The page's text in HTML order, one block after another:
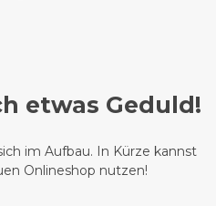
etwas Geduld!
im Aufbau. In Kürze kannst
Onlineshop nutzen!